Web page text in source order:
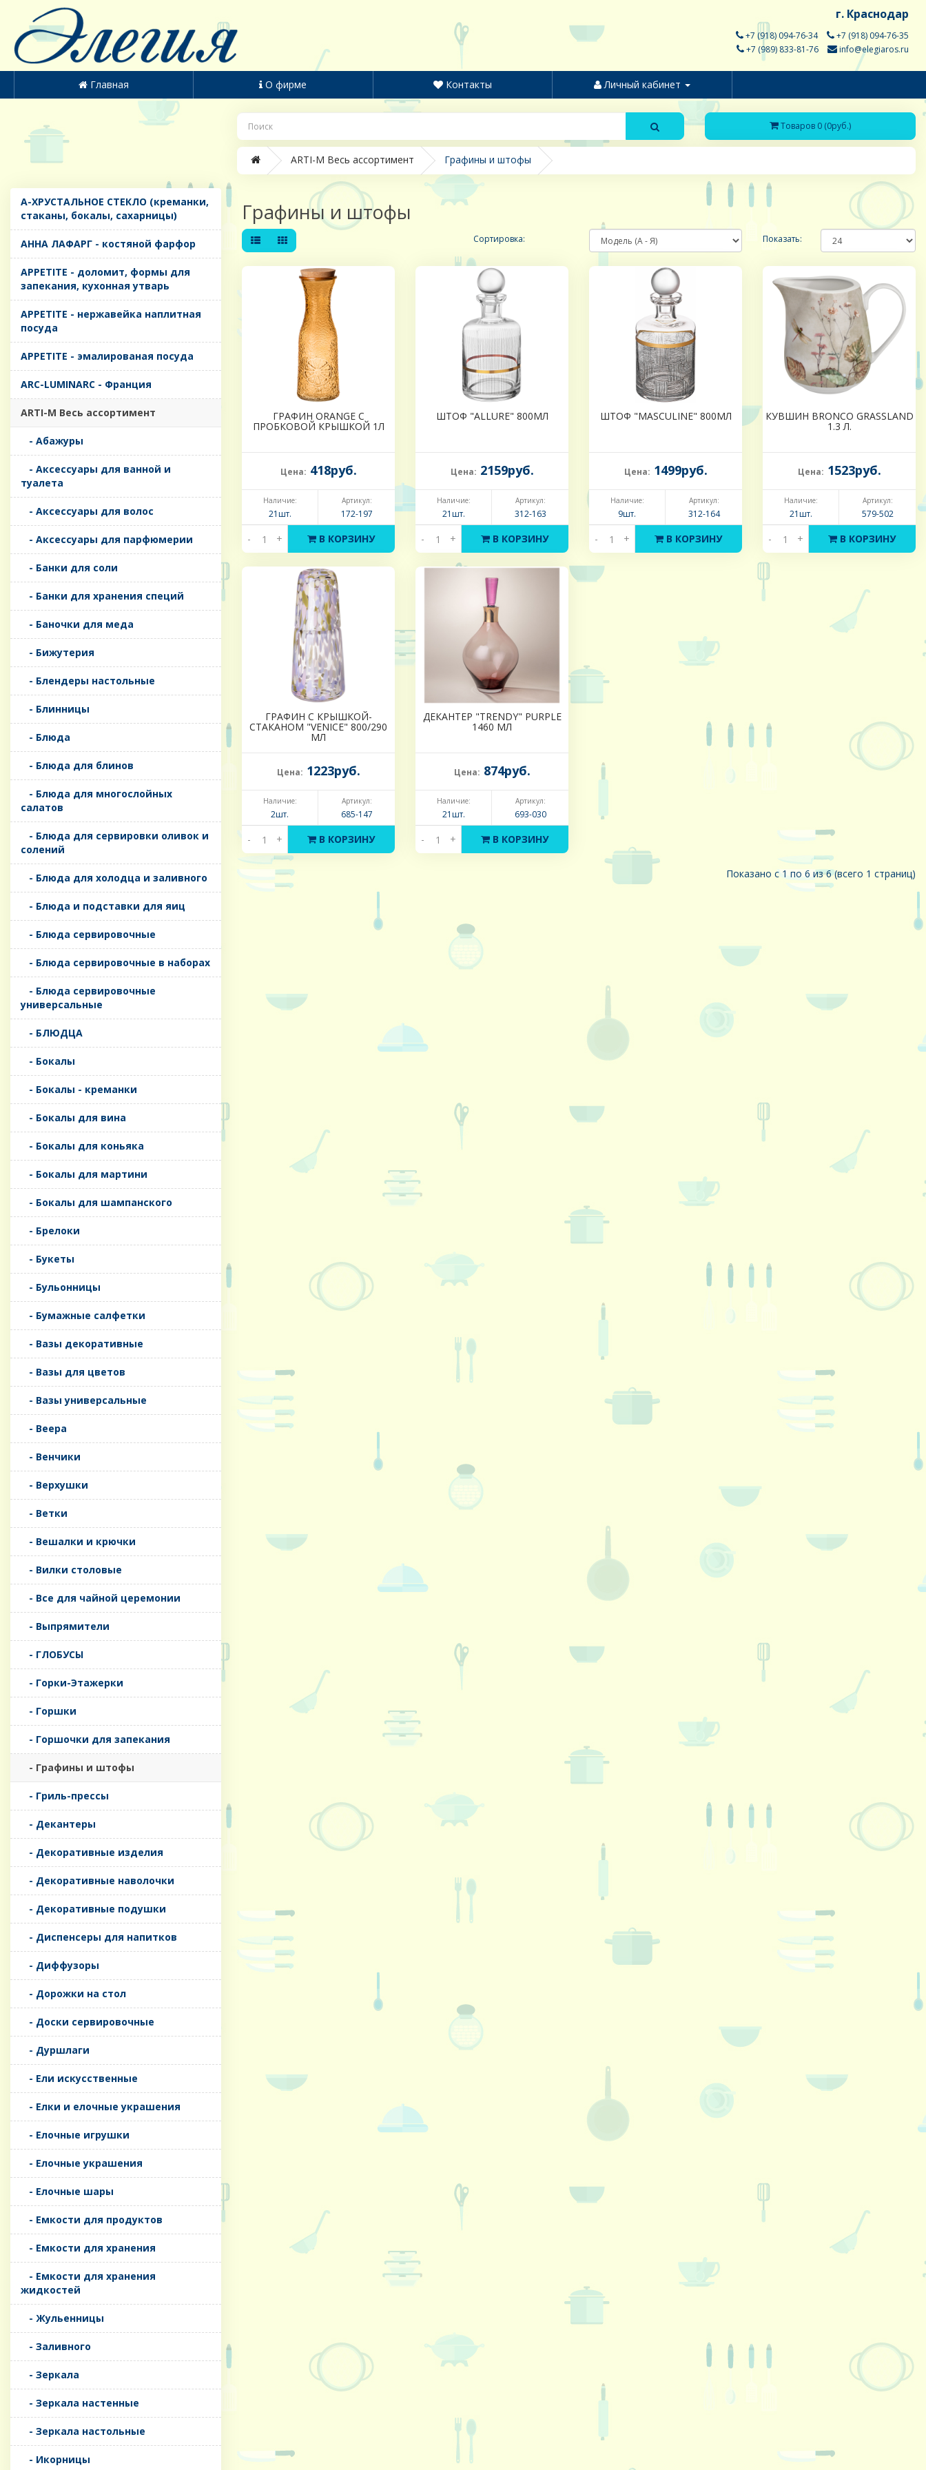
г. Краснодар
+7 (918) 094-76-34
+7 (918) 094-76-35
+7 (989) 833-81-76
info@elegiaros.ru
Главная О фирме Контакты Личный кабинет
Товаров 0 (0руб.)
ARTI-M Весь ассортимент Графины и штофы
A-ХРУСТАЛЬНОЕ СТЕКЛО (креманки,
стаканы, бокалы, сахарницы)
AHHA ЛАФАРГ - костяной фарфор
APPETITE - доломит, формы для
запекания, кухонная утварь
APPETITE - нержавейка наплитная
посуда
APPETITE - эмалированая посуда
ARC-LUMINARC - Франция
ARTI-M Весь ассортимент
- Абажуры
- Аксессуары для ванной и
туалета
- Аксессуары для волос
- Аксессуары для парфюмерии
- Банки для соли
- Банки для хранения специй
- Баночки для меда
- Бижутерия
- Блендеры настольные
- Блинницы
- Блюда
- Блюда для блинов
- Блюда для многослойных
салатов
- Блюда для сервировки оливок и
солений
- Блюда для холодца и заливного
- Блюда и подставки для яиц
- Блюда сервировочные
- Блюда сервировочные в наборах
- Блюда сервировочные
универсальные
- БЛЮДЦА
- Бокалы
- Бокалы - креманки
- Бокалы для вина
- Бокалы для коньяка
- Бокалы для мартини
- Бокалы для шампанского
- Брелоки
- Букеты
- Бульонницы
- Бумажные салфетки
- Вазы декоративные
- Вазы для цветов
- Вазы универсальные
- Веера
- Венчики
- Верхушки
- Ветки
- Вешалки и крючки
- Вилки столовые
- Все для чайной церемонии
- Выпрямители
- ГЛОБУСЫ
- Горки-Этажерки
- Горшки
- Горшочки для запекания
- Графины и штофы
- Гриль-прессы
- Декантеры
- Декоративные изделия
- Декоративные наволочки
- Декоративные подушки
- Диспенсеры для напитков
- Диффузоры
- Дорожки на стол
- Доски сервировочные
- Дуршлаги
- Ели искусственные
- Елки и елочные украшения
- Елочные игрушки
- Елочные украшения
- Елочные шары
- Емкости для продуктов
- Емкости для хранения
- Емкости для хранения
жидкостей
- Жульенницы
- Заливного
- Зеркала
- Зеркала настенные
- Зеркала настольные
- Икорницы
Графины и штофы
Сортировка: Показать:
ГРАФИН ORANGE С
ПРОБКОВОЙ КРЫШКОЙ 1Л
Цена: 418руб.
Наличие:
21шт.
Артикул:
172-197
- + В КОРЗИНУ
ШТОФ "ALLURE" 800МЛ
Цена: 2159руб.
Наличие:
21шт.
Артикул:
312-163
- + В КОРЗИНУ
ШТОФ "MASCULINE" 800МЛ
Цена: 1499руб.
Наличие:
9шт.
Артикул:
312-164
- + В КОРЗИНУ
КУВШИН BRONCO GRASSLAND
1.3 Л.
Цена: 1523руб.
Наличие:
21шт.
Артикул:
579-502
- + В КОРЗИНУ
ГРАФИН С КРЫШКОЙ-
СТАКАНОМ "VENICE" 800/290
МЛ
Цена: 1223руб.
Наличие:
2шт.
Артикул:
685-147
- + В КОРЗИНУ
ДЕКАНТЕР "TRENDY" PURPLE
1460 МЛ
Цена: 874руб.
Наличие:
21шт.
Артикул:
693-030
- + В КОРЗИНУ
Показано с 1 по 6 из 6 (всего 1 страниц)